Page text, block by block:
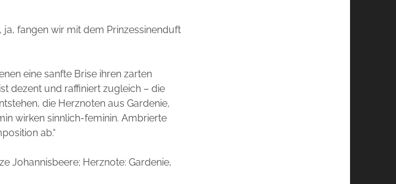
fangen wir mit dem Prinzessinenduft
eine sanfte Brise ihren zarten
dezent und raffiniert zugleich – die
die Herznoten aus Gardenie,
wirken sinnlich-feminin. Ambrierte
ab.“
Johannisbeere; Herznote:Gardenie,